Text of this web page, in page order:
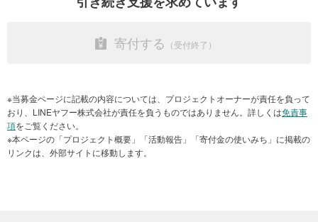
・支援に伴う事務局運営費
※ピースウィンズ・ジャパン寄付金など取扱規程は下記をご参照くだ
"#トンガ火山噴火"
現地の学生たちと曽根氏（撮影：2022年10月10～17日 場所：トンガタプ
寄付する
※当募金ページに記載の内容については、プロジェクトオーナーが責任を負って
おり、LINEヤフー株式会社が責任を負うものではありません。詳しくは免責事
項をご覧ください。
※本ページの「プロジェクト概要」「活動報告」「寄付金の使いみち」に掲載の
リンクは、外部サイトに移動します。